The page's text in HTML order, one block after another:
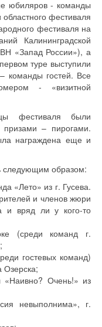
юбиляров - команды
фестиваля
фестиваля на
Калининградской
«Запад России»), а
туре выступили
команды гостей. Все
- «визитной
фестиваля были
– пирогами.
награждена еще и
следующим образом:
«Лето» из г. Гусева.
и членов жюри
и вряд ли у кого-то
(среди команд г.
гостевых команд)
Озерска;
Очень!» из
невыполнима», г.